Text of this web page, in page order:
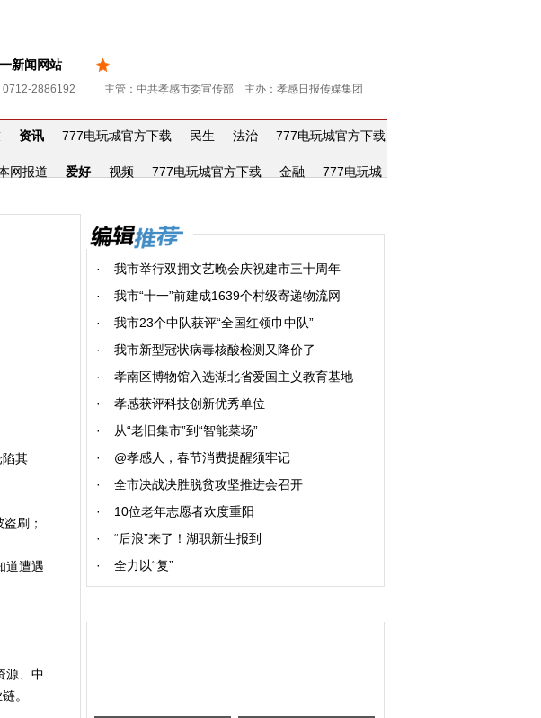
新闻网站
0712-2886192 主管：中共孝感市委宣传部 主办：孝感日报传媒集团
资讯 777电玩城官方下载 民生 法治
777电玩城官方下载
网报道 爱好 视频 777电玩城官方下载 金融
777电玩城
其
刷；
道遭遇
源、中
。
·
我市举行双拥文艺晚会庆祝建市三十周年
·
我市“十一”前建成1639个村级寄递物流网
·
我市23个中队获评“全国红领巾中队”
·
我市新型冠状病毒核酸检测又降价了
·
孝南区博物馆入选湖北省爱国主义教育基地
·
孝感获评科技创新优秀单位
·
从“老旧集市”到“智能菜场”
·
@孝感人，春节消费提醒须牢记
·
全市决战决胜脱贫攻坚推进会召开
·
10位老年志愿者欢度重阳
·
“后浪”来了！湖职新生报到
·
全力以“复”